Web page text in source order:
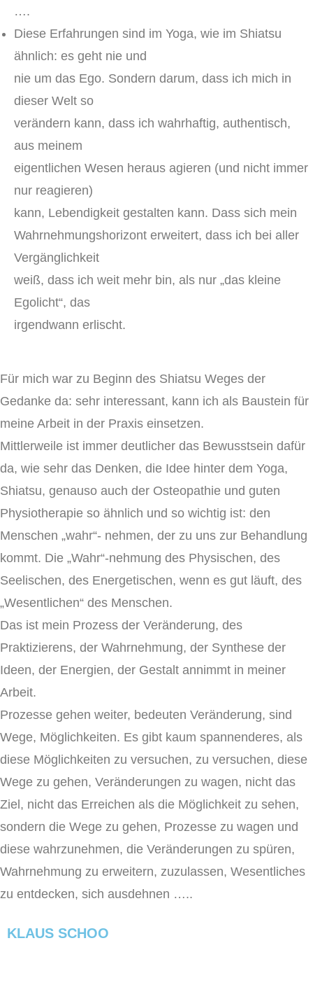
….
Diese Erfahrungen sind im Yoga, wie im Shiatsu
ähnlich: es geht nie und
nie um das Ego. Sondern darum, dass ich mich in
dieser Welt so
verändern kann, dass ich wahrhaftig, authentisch,
aus meinem
eigentlichen Wesen heraus agieren (und nicht immer
nur reagieren)
kann, Lebendigkeit gestalten kann. Dass sich mein
Wahrnehmungshorizont erweitert, dass ich bei aller
Vergänglichkeit
weiß, dass ich weit mehr bin, als nur „das kleine
Egolicht“, das
irgendwann erlischt.
Für mich war zu Beginn des Shiatsu Weges der
Gedanke da: sehr interessant, kann ich als Baustein für
meine Arbeit in der Praxis einsetzen.
Mittlerweile ist immer deutlicher das Bewusstsein dafür
da, wie sehr das Denken, die Idee hinter dem Yoga,
Shiatsu, genauso auch der Osteopathie und guten
Physiotherapie so ähnlich und so wichtig ist: den
Menschen „wahr“- nehmen, der zu uns zur Behandlung
kommt. Die „Wahr“-nehmung des Physischen, des
Seelischen, des Energetischen, wenn es gut läuft, des
„Wesentlichen“ des Menschen.
Das ist mein Prozess der Veränderung, des
Praktizierens, der Wahrnehmung, der Synthese der
Ideen, der Energien, der Gestalt annimmt in meiner
Arbeit.
Prozesse gehen weiter, bedeuten Veränderung, sind
Wege, Möglichkeiten. Es gibt kaum spannenderes, als
diese Möglichkeiten zu versuchen, zu versuchen, diese
Wege zu gehen, Veränderungen zu wagen, nicht das
Ziel, nicht das Erreichen als die Möglichkeit zu sehen,
sondern die Wege zu gehen, Prozesse zu wagen und
diese wahrzunehmen, die Veränderungen zu spüren,
Wahrnehmung zu erweitern, zuzulassen, Wesentliches
zu entdecken, sich ausdehnen …..
KLAUS SCHOO